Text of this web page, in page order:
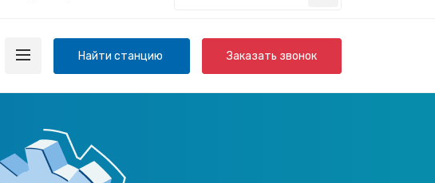
Найти станцию Заказать звонок